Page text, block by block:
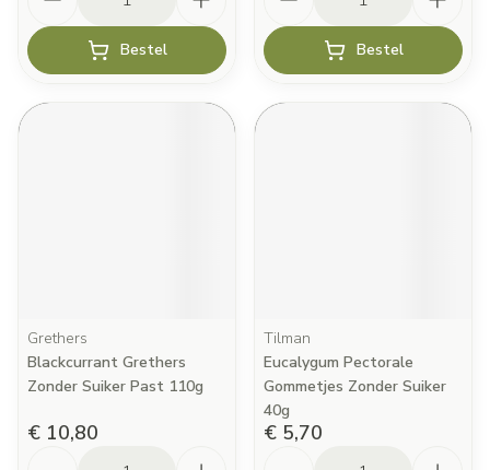
Bestel Bestel
Grethers
Blackcurrant Grethers
Zonder Suiker Past 110g
€ 10,80
Tilman
Eucalygum Pectorale
Gommetjes Zonder Suiker
40g
€ 5,70